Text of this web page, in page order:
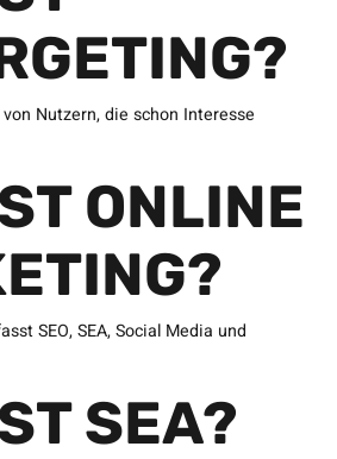
Nutzern, die schon Interesse
ONLINE
SEO, SEA, Social Media und
SEA?